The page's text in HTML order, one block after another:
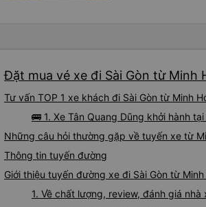
Đặt mua vé xe đi Sài Gòn từ Minh
Tư vấn TOP 1 xe khách đi Sài Gòn từ Minh
🚌 1. Xe Tân Quang Dũng khởi hành
Những câu hỏi thường gặp về tuyến xe từ
Thông tin tuyến đường
Giới thiệu tuyến đường xe đi Sài Gòn từ Minh
1. Về chất lượng, review, đánh giá nhà